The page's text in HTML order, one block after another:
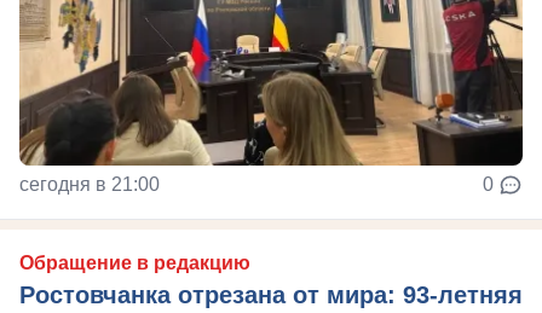
сегодня в 21:00 0
Обращение в редакцию
Ростовчанка отрезана от мира: 93-летняя